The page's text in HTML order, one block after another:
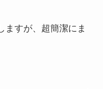
ますが、超簡潔にま